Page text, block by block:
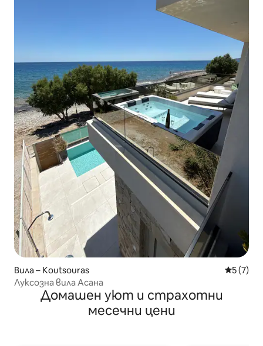
Вила – Koutsouras Средна
5 (7)
Луксозна вила Асана
Домашен уют и страхотни
месечни цени